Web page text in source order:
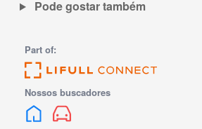
Pode gostar também
Part of:
Nossos buscadores